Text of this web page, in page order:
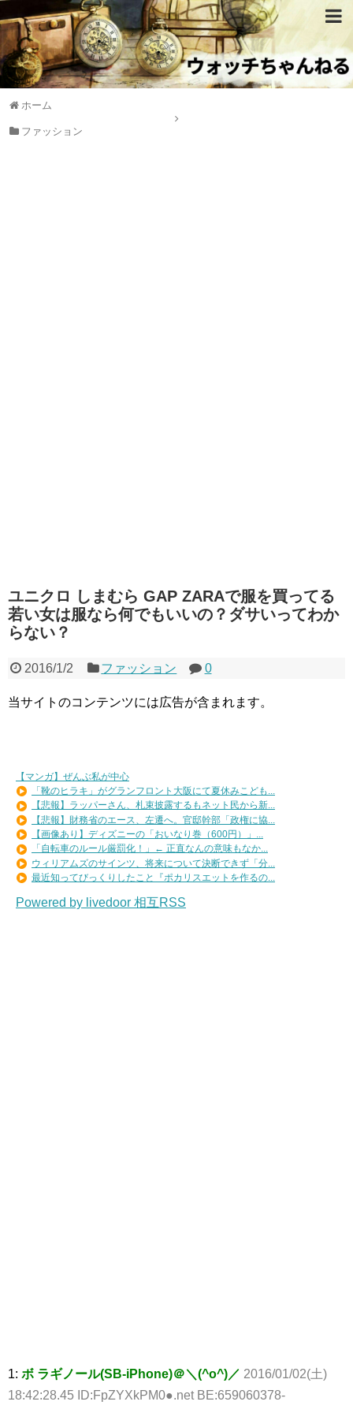
ホーム
ファッション
ユニクロ しまむら GAP ZARAで服を買ってる
若い女は服なら何でもいいの？ダサいってわか
らない？
2016/1/2 ファッション 0
当サイトのコンテンツには広告が含まれます。
【マンガ】ぜんぶ私が中心
「靴のヒラキ」がグランフロント大阪にて夏休みこども...
【悲報】ラッパーさん、札束披露するもネット民から新...
【悲報】財務省のエース、左遷へ。官邸幹部「政権に協...
【画像あり】ディズニーの「おいなり巻（600円）」...
「自転車のルール厳罰化！」← 正直なんの意味もなか...
ウィリアムズのサインツ、将来について決断できず「分...
最近知ってびっくりしたこと『ポカリスエットを作るの...
Powered by livedoor 相互RSS
1: ボ ラギノール(SB-iPhone)＠＼(^o^)／ 2016/01/02(土)
18:42:28.45 ID:FpZYXkPM0●.net BE:659060378-